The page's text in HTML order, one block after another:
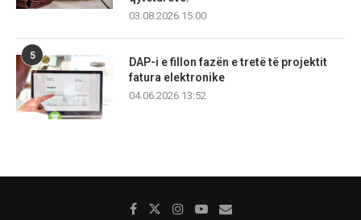
03.08.2026 15:00
5
DAP-i e fillon fazën e tretë të projektit
fatura elektronike
04.06.2026 13:52